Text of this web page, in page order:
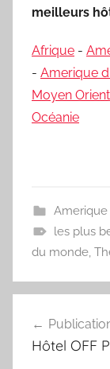
meilleurs
Afrique -
- Amerique
Moyen Orient
Océanie
les plus
du monde,
deHôtel OFF